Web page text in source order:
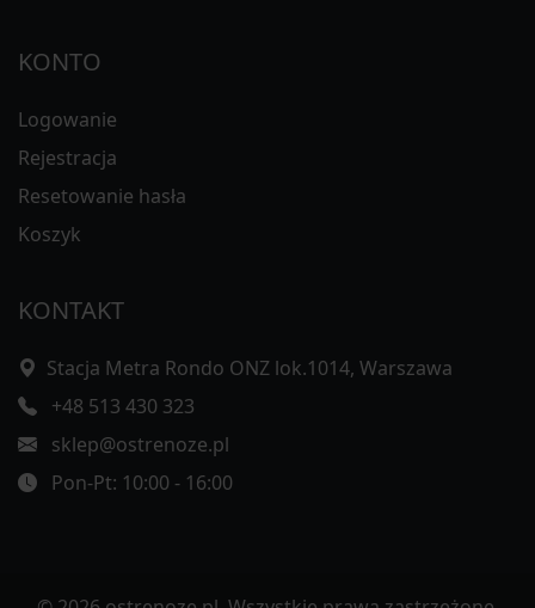
KONTO
Logowanie
Rejestracja
Resetowanie hasła
Koszyk
KONTAKT
Stacja Metra Rondo ONZ lok.1014, Warszawa
+48 513 430 323
sklep@ostrenoze.pl
Pon-Pt: 10:00 - 16:00